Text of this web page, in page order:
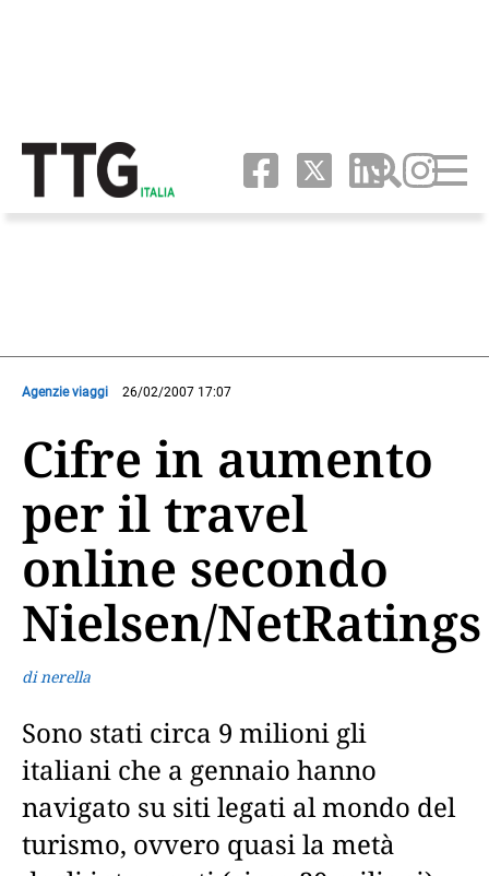
Agenzie viaggi 26/02/2007 17:07
Cifre in aumento
per il travel
online secondo
Nielsen/NetRatings
di nerella
Sono stati circa 9 milioni gli
italiani che a gennaio hanno
navigato su siti legati al mondo del
turismo, ovvero quasi la metà